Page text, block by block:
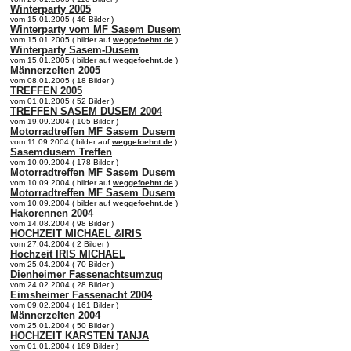
Winterparty 2005
vom 15.01.2005 ( 46 Bilder )
Winterparty vom MF Sasem Dusem
vom 15.01.2005 ( bilder auf weggefoehnt.de )
Winterparty Sasem-Dusem
vom 15.01.2005 ( bilder auf weggefoehnt.de )
Männerzelten 2005
vom 08.01.2005 ( 18 Bilder )
TREFFEN 2005
vom 01.01.2005 ( 52 Bilder )
TREFFEN SASEM DUSEM 2004
vom 19.09.2004 ( 105 Bilder )
Motorradtreffen MF Sasem Dusem
vom 11.09.2004 ( bilder auf weggefoehnt.de )
Sasemdusem Treffen
vom 10.09.2004 ( 178 Bilder )
Motorradtreffen MF Sasem Dusem
vom 10.09.2004 ( bilder auf weggefoehnt.de )
Motorradtreffen MF Sasem Dusem
vom 10.09.2004 ( bilder auf weggefoehnt.de )
Hakorennen 2004
vom 14.08.2004 ( 98 Bilder )
HOCHZEIT MICHAEL &IRIS
vom 27.04.2004 ( 2 Bilder )
Hochzeit IRIS MICHAEL
vom 25.04.2004 ( 70 Bilder )
Dienheimer Fassenachtsumzug
vom 24.02.2004 ( 28 Bilder )
Eimsheimer Fassenacht 2004
vom 09.02.2004 ( 161 Bilder )
Männerzelten 2004
vom 25.01.2004 ( 50 Bilder )
HOCHZEIT KARSTEN TANJA
vom 01.01.2004 ( 189 Bilder )